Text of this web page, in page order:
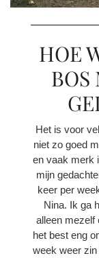
HOE
BOS
Het is voor
niet zo goed
en vaak merk
mijn
keer per
Nina. Ik ga
alleen mezelf
het best eng
week weer